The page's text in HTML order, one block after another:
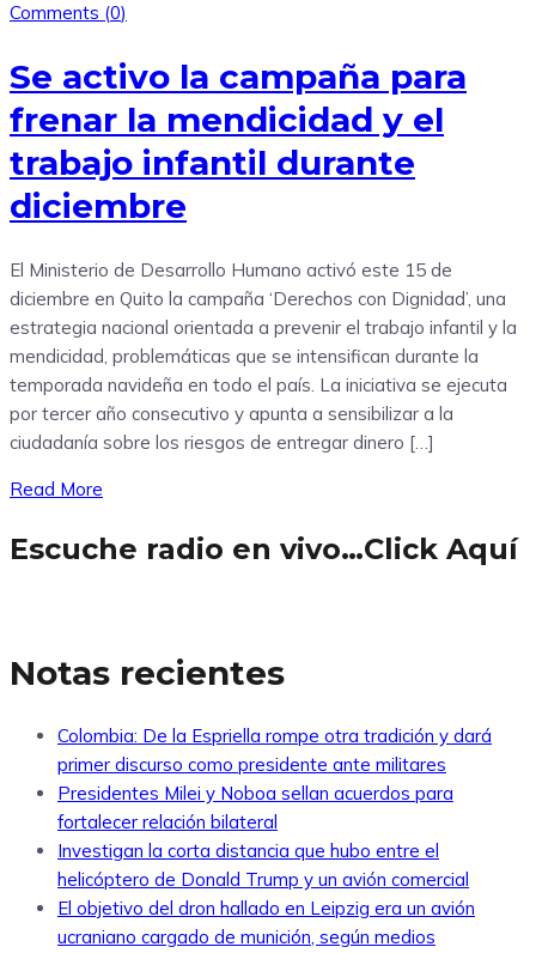
Comments (0)
Se activo la campaña para
frenar la mendicidad y el
trabajo infantil durante
diciembre
El Ministerio de Desarrollo Humano activó este 15 de
diciembre en Quito la campaña ‘Derechos con Dignidad’, una
estrategia nacional orientada a prevenir el trabajo infantil y la
mendicidad, problemáticas que se intensifican durante la
temporada navideña en todo el país. La iniciativa se ejecuta
por tercer año consecutivo y apunta a sensibilizar a la
ciudadanía sobre los riesgos de entregar dinero […]
Read More
Escuche radio en vivo…Click Aquí
Notas recientes
Colombia: De la Espriella rompe otra tradición y dará
primer discurso como presidente ante militares
Presidentes Milei y Noboa sellan acuerdos para
fortalecer relación bilateral
Investigan la corta distancia que hubo entre el
helicóptero de Donald Trump y un avión comercial
El objetivo del dron hallado en Leipzig era un avión
ucraniano cargado de munición, según medios